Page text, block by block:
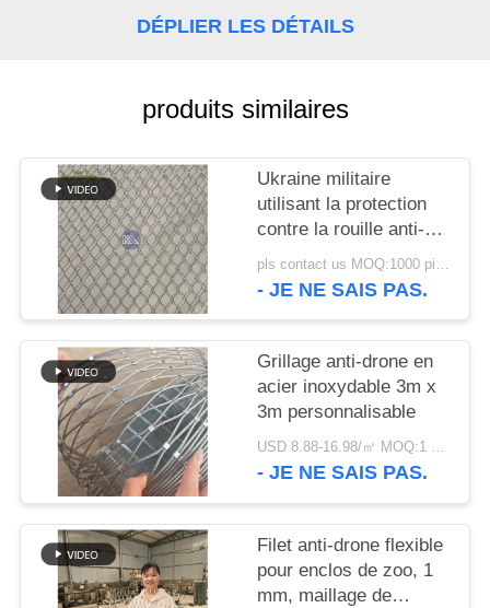
DEMANDEZ
DU
SITE
POLITIQUE
CONFIDENTIALITÉ
DÉPLIER LES DÉTAILS
produits similaires
Ukraine militaire
utilisant la protection
contre la rouille anti-
drone filetage de
sécurité clôtures câble
pls contact us MOQ:1000 pièces
- JE NE SAIS PAS.
Grillage anti-drone en
acier inoxydable 3m x
3m personnalisable
USD 8.88-16.98/㎡ MOQ:1 pcs
- JE NE SAIS PAS.
Filet anti-drone flexible
pour enclos de zoo, 1
mm, maillage de